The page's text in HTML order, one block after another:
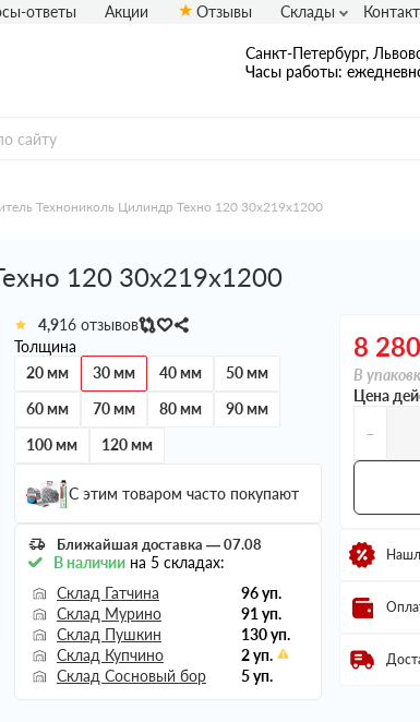
Санкт-Петербург,
Часы работы:
ответы Акции Отзывы Склады
Технониколь Цилиндр Техно 120 30х219х1200
120 30х219х1200
4,9
16 отзывов
Толщина
20 мм
30 мм 40 мм
50 мм
60 мм
70 мм 80 мм
90 мм
100 мм
120 мм
С этим товаром часто покупают
Ближайшая доставка — 07.08
В наличиина 5 складах:
Склад Гатчина
96 уп.
Склад Мурино
91 уп.
Склад Пушкин
130 уп.
Склад Купчино
2 уп.
Склад Сосновый бор
5 уп.
8 280
В
Цена
-